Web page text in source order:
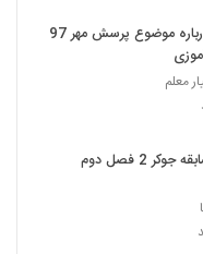
داستان درباره موضوع پرسش مهر 97
معلم
دانلود مسابقه جوکر 2 فصل دوم